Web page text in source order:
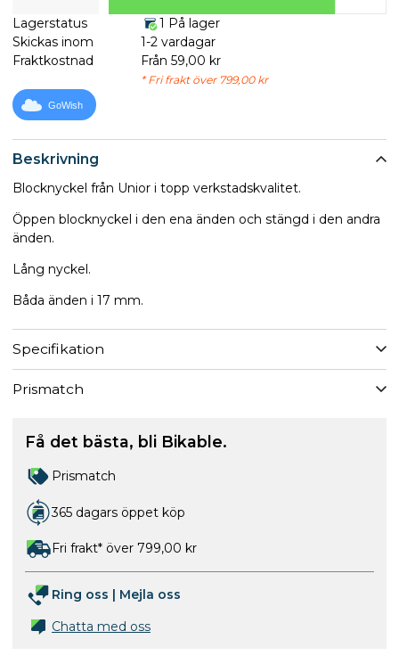
Beskrivning
Blocknyckel från Unior i topp verkstadskvalitet.
Öppen blocknyckel i den ena änden och stängd i den andra
änden.
Lång nyckel.
Båda änden i 17 mm.
Specifikation
Prismatch
Lagerstatus
1 På lager
Skickas inom
1-2 vardagar
Fraktkostnad
Från 59,00 kr
* Fri frakt över 799,00 kr
GoWish
Få det bästa, bli Bikable.
Prismatch
365 dagars öppet köp
Fri frakt* över 799,00 kr
Ring oss | Mejla oss
Chatta med oss